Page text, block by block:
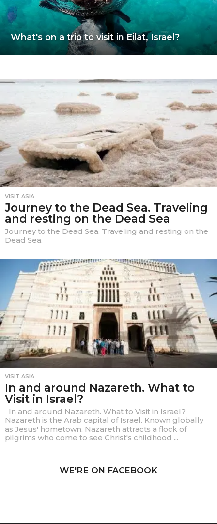
What's on a trip to visit in Eilat, Israel?
VISIT ASIA
Journey to the Dead Sea. Traveling
and resting on the Dead Sea
Journey to the Dead Sea. Traveling and resting on the
Dead Sea.
VISIT ASIA
In and around Nazareth. What to
Visit in Israel?
In and around Nazareth. What to Visit in Israel?
Nazareth is the Arab capital of Israel. Known globally
as Jesus' hometown, Nazareth attracts a flock of
pilgrims who come to see Christ's childhood ...
WE'RE ON FACEBOOK